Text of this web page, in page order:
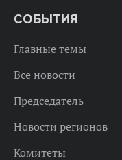
СОБЫТИЯ
Главные темы
Все новости
Председатель
Новости регионов
Комитеты